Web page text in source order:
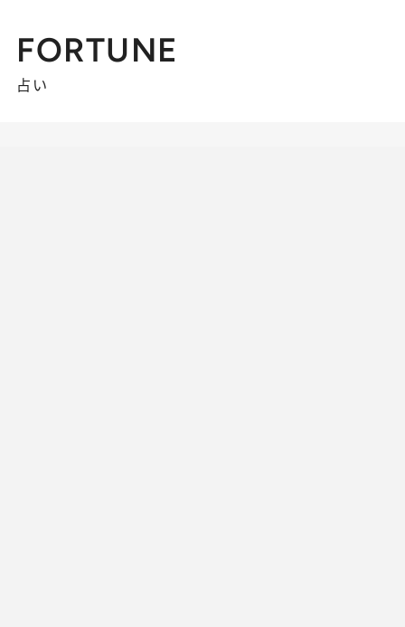
FORTUNE
占い